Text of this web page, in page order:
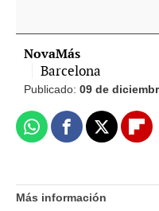
NovaMás
Barcelona
Publicado: 09 de
WhatsappFacebook
X
Más información